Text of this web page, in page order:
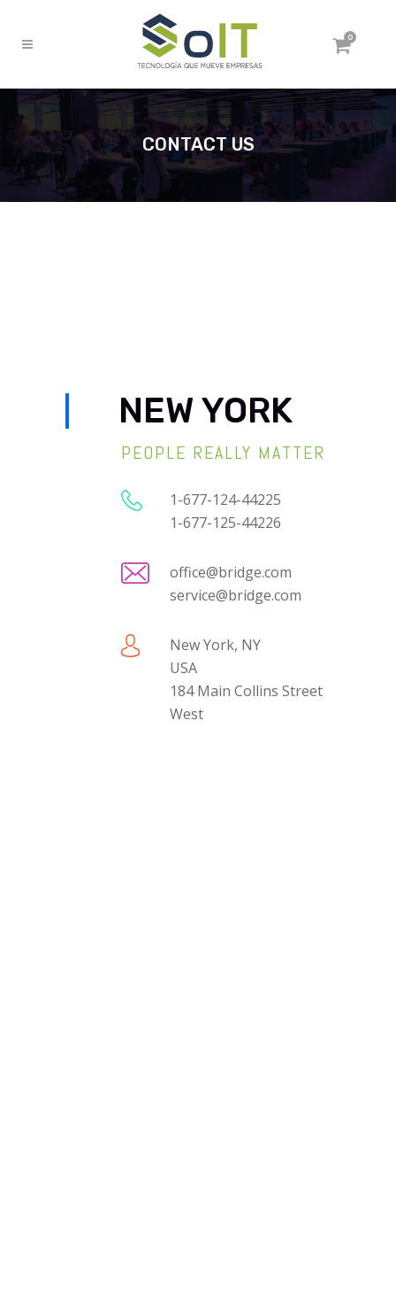
0
CONTACT US
NEW YORK
PEOPLE REALLY MATTER
1-677-124-44225
1-677-125-44226
office@bridge.com
service@bridge.com
New York, NY
USA
184 Main Collins Street
West